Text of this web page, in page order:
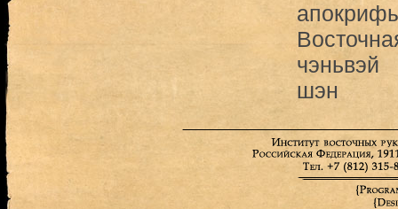
чэньвэй
шэн